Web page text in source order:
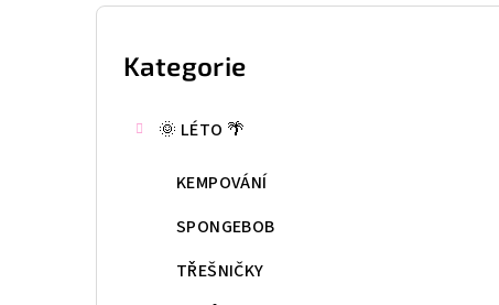
Přeskočit
kategorie
Kategorie
🌞 LÉTO 🌴
KEMPOVÁNÍ
SPONGEBOB
TŘEŠNIČKY